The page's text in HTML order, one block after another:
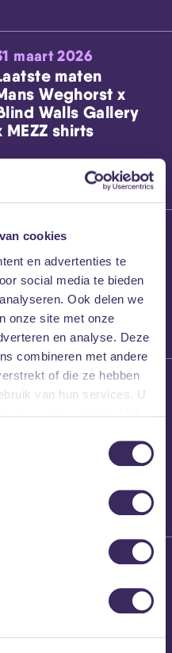
cookies
en advertenties te
social media te bieden
Ook delen we
onze site met onze
en analyse. Deze
combineren met andere
of die ze hebben
van hun services. U
maart 2026
maten
Weghorst x
Walls Gallery
MEZZ shirts
maart 2026
Blog:
Kalf
maart 2026
Blog: High
Brennt Vanneste